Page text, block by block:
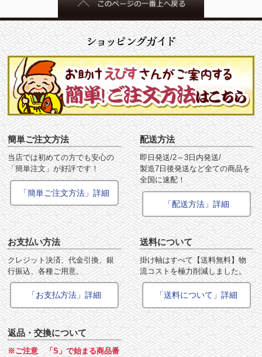
簡単ご注文方法
当店では初めての方でも安心の
「簡単注文」が好評です！
「簡単ご注文方法」詳細
配送方法
即日発送/2～3日内発送/
製造7日後発送など全ての商品を
全国に速配！
「配送方法」詳細
お支払い方法
クレジット決済、代金引換、銀
行振込、各種ご用意。
「お支払方法」詳細
送料について
掛け軸はすべて【送料無料】物
流コストを極力削減しました。
「送料について」詳細
返品・交換について
※ご注意 「S」で始まる商品番